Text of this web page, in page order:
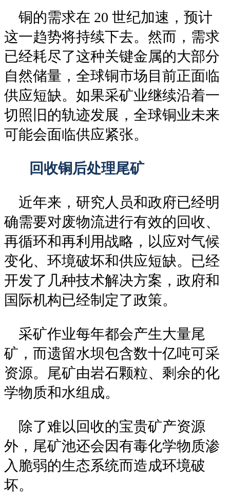
铜的需求在 20 世纪加速，预计
这一趋势将持续下去。然而，需求
已经耗尽了这种关键金属的大部分
自然储量，全球铜市场目前正面临
供应短缺。如果采矿业继续沿着一
切照旧的轨迹发展，全球铜业未来
可能会面临供应紧张。
回收铜后处理尾矿
近年来，研究人员和政府已经明
确需要对废物流进行有效的回收、
再循环和再利用战略，以应对气候
变化、环境破坏和供应短缺。已经
开发了几种技术解决方案，政府和
国际机构已经制定了政策。
采矿作业每年都会产生大量尾
矿，而遗留水坝包含数十亿吨可采
资源。尾矿由岩石颗粒、剩余的化
学物质和水组成。
除了难以回收的宝贵矿产资源
外，尾矿池还会因有毒化学物质渗
入脆弱的生态系统而造成环境破
坏。